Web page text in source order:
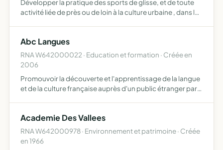
Développer la pratique des sports de glisse, et de toute
activité liée de près ou de loin à la culture urbaine , dans la
Abc Langues
RNA W642000022 · Education et formation · Créée en
2006
Promouvoir la découverte et l'apprentissage de la langue
et de la culture française auprès d'un public étranger par
Academie Des Vallees
RNA W642000978 · Environnement et patrimoine · Créée
en 1966